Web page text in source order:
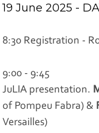
19 June 2025 -
8:30 Registration -
9:00 - 9:45
JuLIA presentation.
of Pompeu Fabra) &
Versailles)